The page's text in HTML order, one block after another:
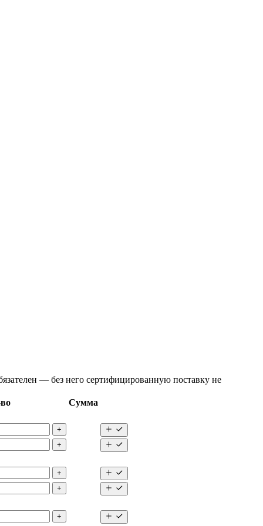
— без него сертифицированную поставку не
Сумма
+
+
+
+
+